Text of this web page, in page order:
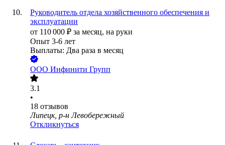
Руководитель отдела хозяйственного обеспечения и
эксплуатации
от 110 000 ₽ за месяц, на руки
Опыт 3-6 лет
Выплаты: Два раза в месяц
ООО Инфинити Групп
3.1
•
18 отзывов
Липецк, р-н Левобережный
Откликнуться